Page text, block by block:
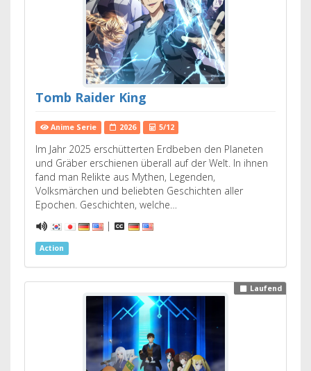
Tomb Raider King
Anime Serie 2026 5/12
Im Jahr 2025 erschütterten Erdbeben den Planeten
und Gräber erschienen überall auf der Welt. In ihnen
fand man Relikte aus Mythen, Legenden,
Volksmärchen und beliebten Geschichten aller
Epochen. Geschichten, welche…
|
Action
Laufend